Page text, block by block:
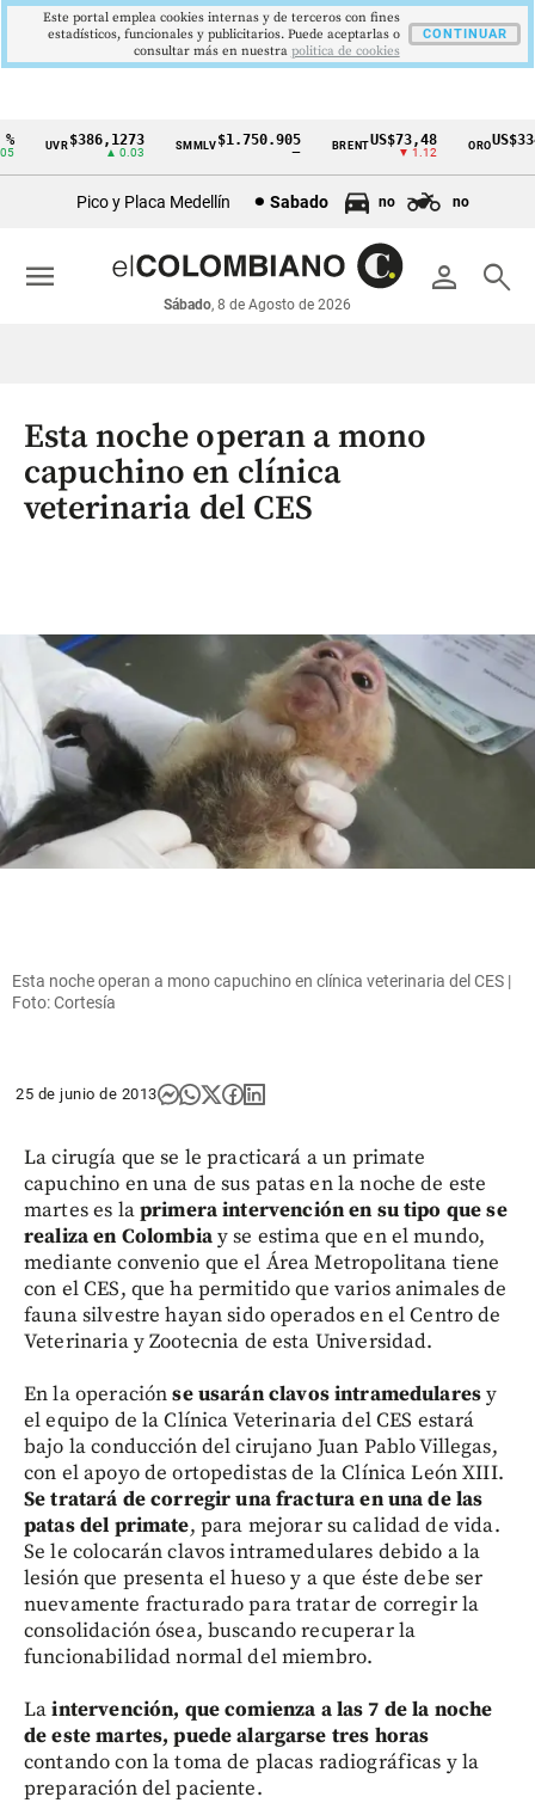
Cintillo
económicos
Colombia
UVR$386,1273
▲ 0.03
SMMLV$1.750.905 BRENTUS$73,48
▼ 1.12
ORO
Pico y Placa Medellín Sabado no no
person search
Sábado, 8 de Agosto de 2026
menu
Esta noche operan a mono
capuchino en clínica
veterinaria del CES
Esta noche operan a mono capuchino en clínica veterinaria del CES |
Foto: Cortesía
25 de junio de 2013
La cirugía que se le practicará a un primate
capuchino en una de sus patas en la noche de este
martes es laprimera intervención en su tipo que se
realiza en Colombiay se estima que en el mundo,
mediante convenio que el Área Metropolitana tiene
con el CES, que ha permitido que varios animales de
fauna silvestre hayan sido operados en el Centro de
Veterinaria y Zootecnia de esta Universidad.
En la operaciónse usarán clavos intramedularesy
el equipo de la Clínica Veterinaria del CES estará
bajo la conducción del cirujano Juan Pablo Villegas,
con el apoyo de ortopedistas de la Clínica León XIII.
Se tratará de corregir una fractura en una de las
patas del primate, para mejorar su calidad de vida.
Se le colocarán clavos intramedulares debido a la
lesión que presenta el hueso y a que éste debe ser
nuevamente fracturado para tratar de corregir la
consolidación ósea, buscando recuperar la
funcionabilidad normal del miembro.
Laintervención, que comienza a las 7 de la noche
de este martes, puede alargarse tres horas
contando con la toma de placas radiográficas y la
preparación del paciente.
Este portal emplea cookies internas y de terceros con fines
estadísticos, funcionales y publicitarios. Puede aceptarlas o
consultar más en nuestra politica de cookies
CONTINUAR